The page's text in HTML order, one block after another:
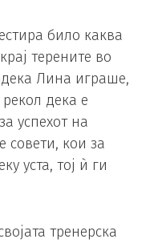
било каква
терените во
Лина играше,
дека е
успехот на
совети, кои за
уста, тој ѝ ги
тренерска